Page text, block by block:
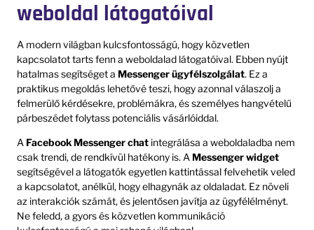
weboldal látogatóival
A modern világban kulcsfontosságú, hogy közvetlen
kapcsolatot tarts fenn a weboldalad látogatóival. Ebben nyújt
hatalmas segítséget a Messenger ügyfélszolgálat. Ez a
praktikus megoldás lehetővé teszi, hogy azonnal válaszolj a
felmerülő kérdésekre, problémákra, és személyes hangvételű
párbeszédet folytass potenciális vásárlóiddal.
A Facebook Messenger chat integrálása a weboldaladba nem
csak trendi, de rendkívül hatékony is. A Messenger widget
segítségével a látogatók egyetlen kattintással felvehetik veled
a kapcsolatot, anélkül, hogy elhagynák az oldaladat. Ez növeli
az interakciók számát, és jelentősen javítja az ügyfélélményt.
Ne feledd, a gyors és közvetlen kommunikáció